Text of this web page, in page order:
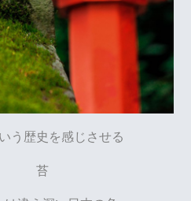
う歴史を感じさせる
苔